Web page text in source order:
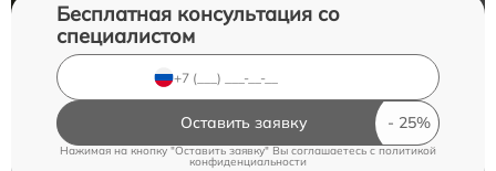
Бесплатная консультация со
специалистом
Оставить заявку
Нажимая на кнопку "Оставить заявку" Вы соглашаетесь c политикой
конфиденциальности